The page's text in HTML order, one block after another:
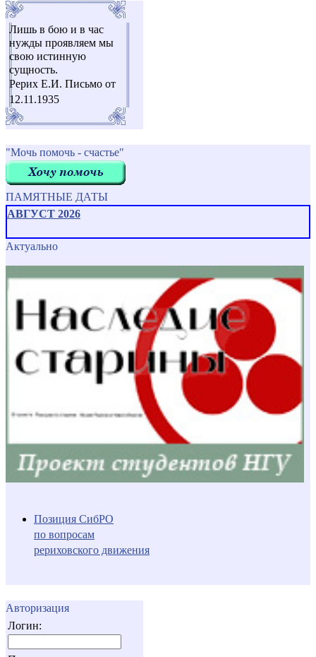
Лишь в бою и в час
нужды проявляем мы
свою истинную
сущность.
Рерих Е.И. Письмо от
12.11.1935
"Мочь помочь - счастье"
ПАМЯТНЫЕ ДАТЫ
АВГУСТ 2026
Актуально
Позиция СибРО
по вопросам
рериховского движения
Авторизация
Логин: